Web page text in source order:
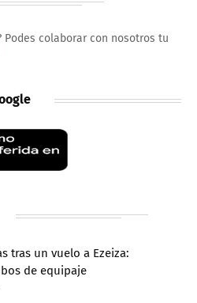
colaborar con nosotros tu
tras un vuelo a Ezeiza:
de equipaje